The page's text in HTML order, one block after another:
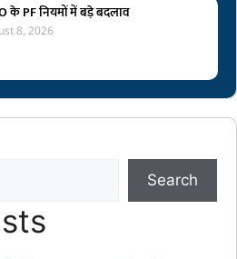
के PF नियमों में बड़े बदलाव
8, 2026
Search